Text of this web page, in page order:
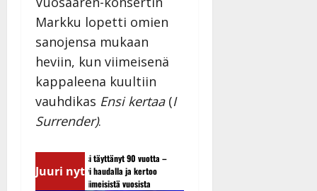
Markku lopetti omien
sanojensa mukaan
heviin, kun viimeisenä
kappaleena kuultiin
vauhdikas Ensi kertaa(I
Surrender).
Juuri nyt
Esko Rahkonen olisi täyttänyt 90 vuotta –
Arto Rahkonen kävi haudalla ja kertoo
iskelmälegendan viimeisistä vuosista